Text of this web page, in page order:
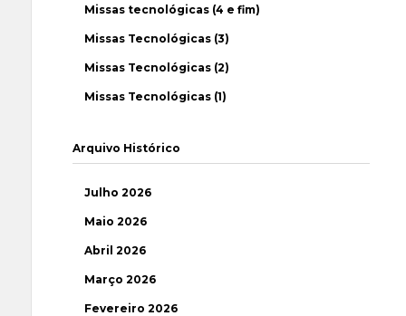
Missas tecnológicas (4 e fim)
Missas Tecnológicas (3)
Missas Tecnológicas (2)
Missas Tecnológicas (1)
Arquivo Histórico
Julho 2026
Maio 2026
Abril 2026
Março 2026
Fevereiro 2026